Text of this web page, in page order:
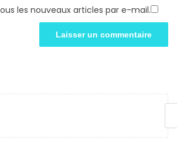
les nouveaux articles par e-mail.